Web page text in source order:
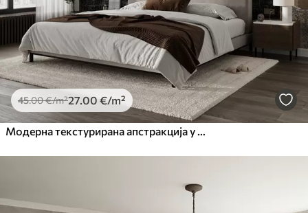
45.00€/m²27 .00 €/m²